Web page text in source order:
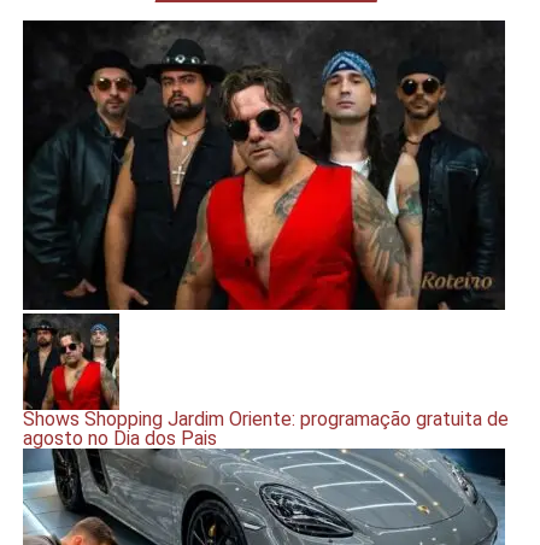
Shows Shopping Jardim Oriente: programação gratuita de
agosto no Dia dos Pais